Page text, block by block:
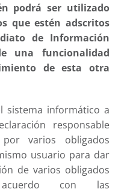
podrá ser utilizado
que estén adscritos
de Información
una funcionalidad
de esta otra
sistema informático a
responsable
varios obligados
usuario para dar
de varios obligados
con las